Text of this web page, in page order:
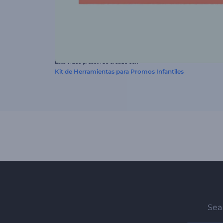
Este video preset fue creado con
Kit de Herramientas para Promos Infantiles